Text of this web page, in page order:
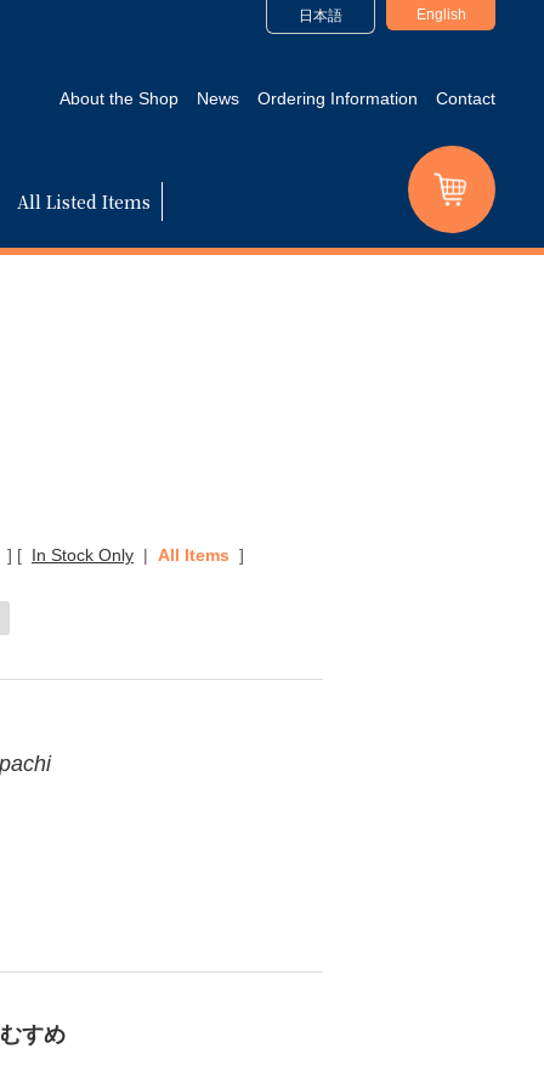
日本語 English
About the Shop News Ordering Information Contact
All Listed Items
] [ In Stock Only | All Items ]
すめ